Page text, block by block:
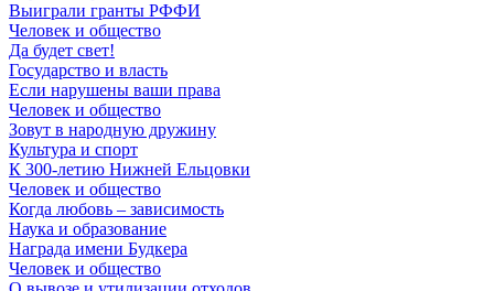
Выиграли гранты РФФИ
Человек и общество
Да будет свет!
Государство и власть
Если нарушены ваши права
Человек и общество
Зовут в народную дружину
Культура и спорт
К 300-летию Нижней Ельцовки
Человек и общество
Когда любовь – зависимость
Наука и образование
Награда имени Будкера
Человек и общество